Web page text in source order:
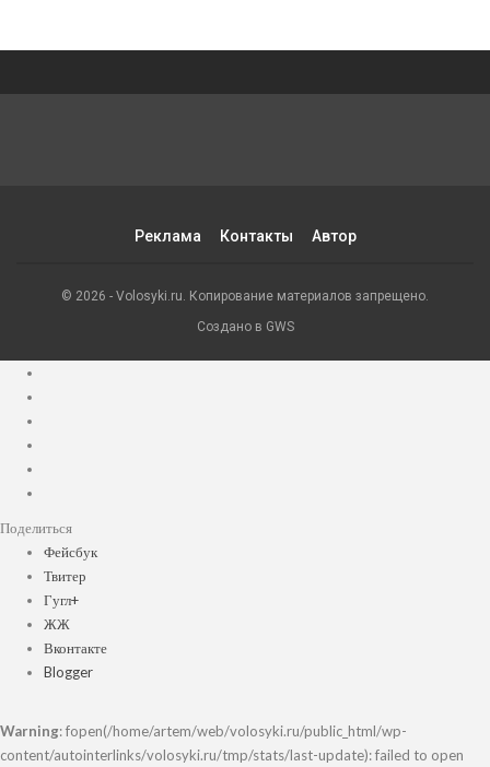
Реклама Контакты Автор
© 2026 - Volosyki.ru. Копирование материалов запрещено.
Создано в GWS
Поделиться
Фейсбук
Твитер
Гугл+
ЖЖ
Вконтакте
Blogger
Warning: fopen(/home/artem/web/volosyki.ru/public_html/wp-
content/autointerlinks/volosyki.ru/tmp/stats/last-update): failed to open